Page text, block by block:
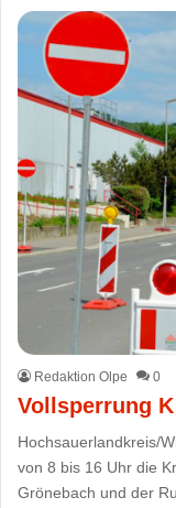
Redaktion Olpe 0
Vollsperrung
Hochsauerlandkreis/
von 8 bis 16 Uhr die
Grönebach und der